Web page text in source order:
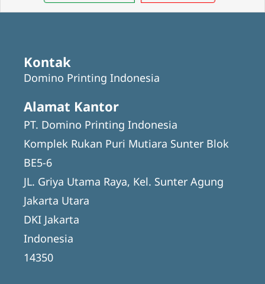
Kontak
Domino Printing Indonesia
Alamat Kantor
PT. Domino Printing Indonesia
Komplek Rukan Puri Mutiara Sunter Blok
BE5-6
JL. Griya Utama Raya, Kel. Sunter Agung
Jakarta Utara
DKI Jakarta
Indonesia
14350